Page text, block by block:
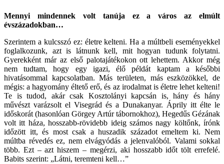
Mennyi mindennek volt tanúja ez a város az elmúlt
évszázadokban…
Szerintem a kulcsszó ez: életre kelteni. Ha a múltbeli eseményekkel
foglalkozunk, azt is látnunk kell, mit hogyan tudunk folytatni.
Gyerekként már az első palotajátékokon ott lehettem. Akkor még
nem tudtam, hogy egy igazi, élő példát kaptam a későbbi
hivatásommal kapcsolatban. Más területen, más eszközökkel, de
mégis: a hagyomány éltető erő, és az irodalmat is életre lehet kelteni!
Te is tudod, akár csak Kosztolányi kapcsán is, hány és hány
művészt varázsolt el Visegrád és a Dunakanyar. Áprily itt élte le
időskorát (hasonlóan Görgey Artúr tábornokhoz), Hegedűs Gézának
volt itt háza, hosszabb-rövidebb ideig számos nagy költőnk, írónk
időzött itt, és most csak a huszadik századot emeltem ki. Nem
múltba révedés ez, nem elvágyódás a jelenvalóból. Valami sokkal
több. Ezt – azt hiszem – megérzi, aki hosszabb időt tölt errefelé.
Babits szerint: „Látni, teremteni kell…”